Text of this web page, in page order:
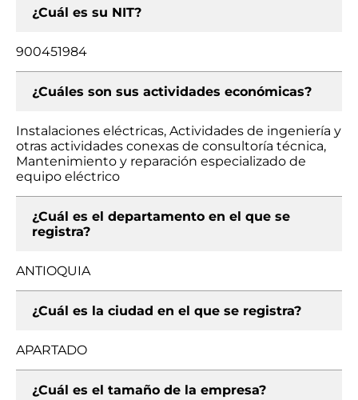
¿Cuál es su NIT?
900451984
¿Cuáles son sus actividades económicas?
Instalaciones eléctricas, Actividades de ingeniería y
otras actividades conexas de consultoría técnica,
Mantenimiento y reparación especializado de
equipo eléctrico
¿Cuál es el departamento en el que se
registra?
ANTIOQUIA
¿Cuál es la ciudad en el que se registra?
APARTADO
¿Cuál es el tamaño de la empresa?